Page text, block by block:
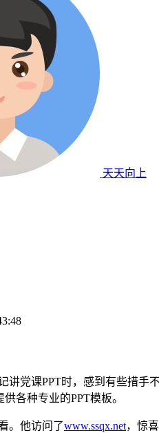
天天向上
讲党课PPT时，感到有些措手
供各种专业的PPT模板。
。他访问了www.ssqx.net，惊